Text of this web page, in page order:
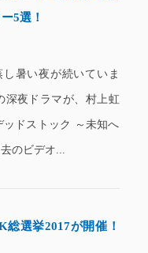
5選！
暑い夜が続いていま
深夜ドラマが、村上虹
ドストック ～未知へ
のビデオ...
選挙2017が開催！